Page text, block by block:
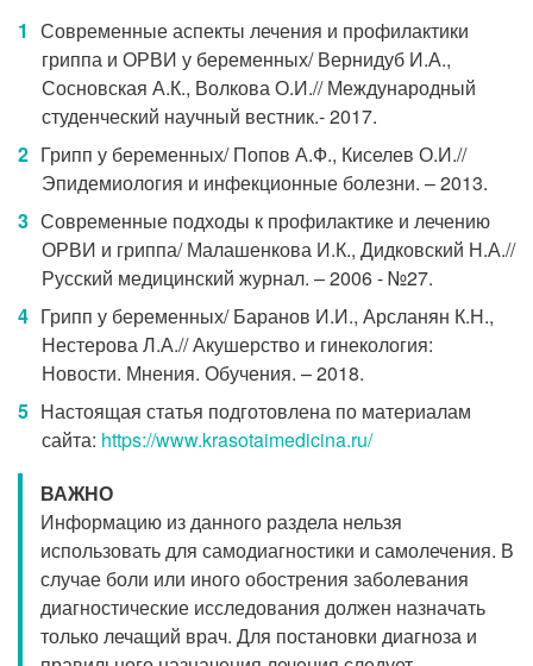
Современные аспекты лечения и профилактики
гриппа и ОРВИ у беременных/ Вернидуб И.А.,
Сосновская А.К., Волкова О.И.// Международный
студенческий научный вестник.- 2017.
Грипп у беременных/ Попов А.Ф., Киселев О.И.//
Эпидемиология и инфекционные болезни. – 2013.
Современные подходы к профилактике и лечению
ОРВИ и гриппа/ Малашенкова И.К., Дидковский Н.А.//
Русский медицинский журнал. – 2006 - №27.
Грипп у беременных/ Баранов И.И., Арсланян К.Н.,
Нестерова Л.А.// Акушерство и гинекология:
Новости. Мнения. Обучения. – 2018.
Настоящая статья подготовлена по материалам
сайта: https://www.krasotaimedicina.ru/
ВАЖНО
Информацию из данного раздела нельзя
использовать для самодиагностики и самолечения. В
случае боли или иного обострения заболевания
диагностические исследования должен назначать
только лечащий врач. Для постановки диагноза и